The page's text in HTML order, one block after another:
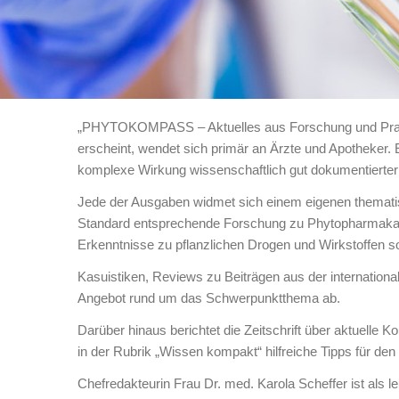
„PHYTOKOMPASS – Aktuelles aus Forschung und
erscheint, wendet sich primär an Ärzte und
komplexe Wirkung wissenschaftlich gut
Jede der Ausgaben widmet sich einem eigenen
Standard entsprechende Forschung zu
Erkenntnisse zu pflanzlichen Drogen und Wirkstoffen
Kasuistiken, Reviews zu Beiträgen aus der
Angebot rund um das Schwerpunktthema ab.
Darüber hinaus berichtet die Zeitschrift über aktuelle
in der Rubrik „Wissen kompakt“ hilfreiche Tipps für
Chefredakteurin Frau Dr. med. Karola Scheffer ist als